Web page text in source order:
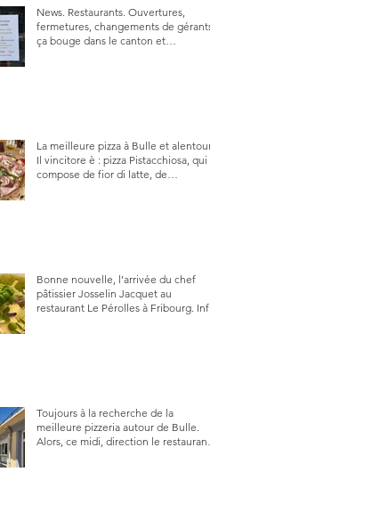
News. Restaurants. Ouvertures,
fermetures, changements de gérants,
ça bouge dans le canton et
La meilleure pizza à Bulle et alentour.
Il vincitore è : pizza Pistacchiosa, qui se
compose de fior di latte, de
Bonne nouvelle, l’arrivée du chef
pâtissier Josselin Jacquet au
restaurant Le Pérolles à Fribourg. Info
Toujours à la recherche de la
meilleure pizzeria autour de Bulle.
Alors, ce midi, direction le restaurant